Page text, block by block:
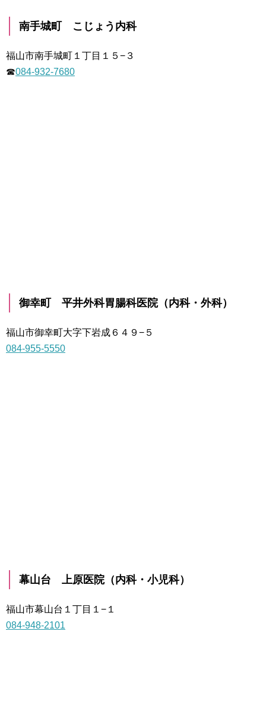
南手城町 こじょう内科
福山市南手城町１丁目１５−３
☎084-932-7680
御幸町 平井外科胃腸科医院（内科・外科）
福山市御幸町大字下岩成６４９−５
084-955-5550
幕山台 上原医院（内科・小児科）
福山市幕山台１丁目１−１
084-948-2101